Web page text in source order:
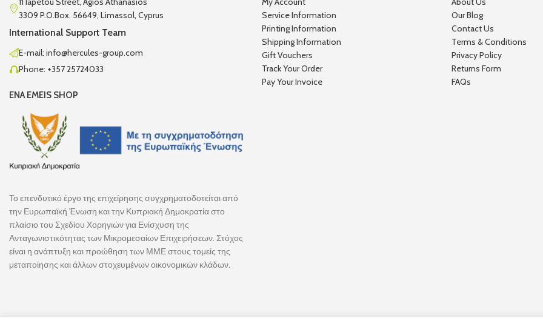
3309 P.O.Box. 56649, Limassol, Cyprus
International Support Team
E-mail: info@hercules-group.com
Phone: +357 25724033
ENA EMEIS SHOP
Το επενδυτικό έργο της επιχείρησης συγχρηματοδοτείται από
την Ευρωπαϊκή Ένωση και την Κυπριακή Δημοκρατία στο
πλαίσιο του Σχεδίου Χορηγιών για Ενίσχυση της
Ανταγωνιστικότητας των Μικρομεσαίων Επιχειρήσεων. Στόχος
είναι η ανάπτυξη και προώθηση των ΜΜΕ στους τομείς της
μεταποίησης και άλλων στοχευμένων οικονομικών κλάδων.
Service Information
Printing Information
Shipping Information
Gift Vouchers
Track Your Order
Pay Your Invoice
Our Blog
Contact Us
Terms & Conditions
Privacy Policy
Returns Form
FAQs